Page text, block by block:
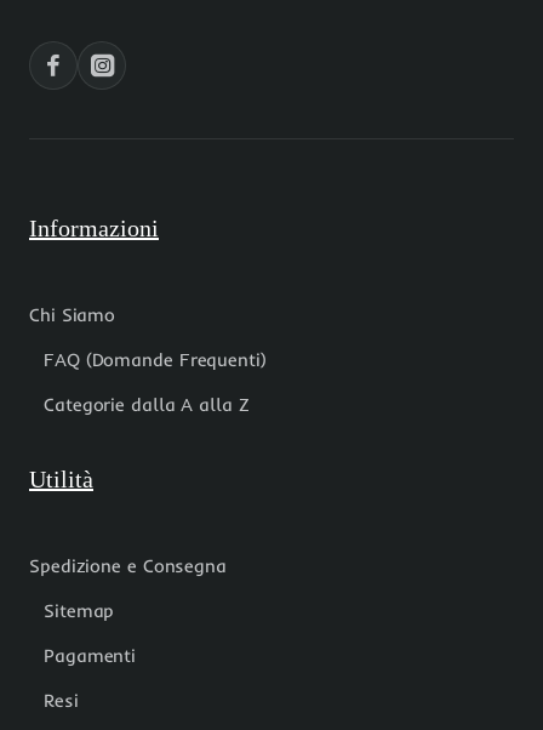
Informazioni
Chi Siamo
FAQ (Domande Frequenti)
Categorie dalla A alla Z
Utilità
Spedizione e Consegna
Sitemap
Pagamenti
Resi